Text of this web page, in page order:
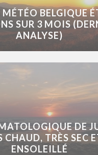
BELGIQUE
SUR 3 MOIS
ANALYSE)
DE
CHAUD, TRÈS SEC
ENSOLEILLÉ